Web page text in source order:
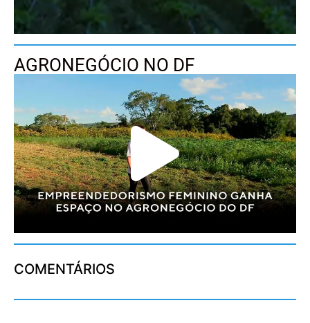
AGRONEGÓCIO NO DF
COMENTÁRIOS